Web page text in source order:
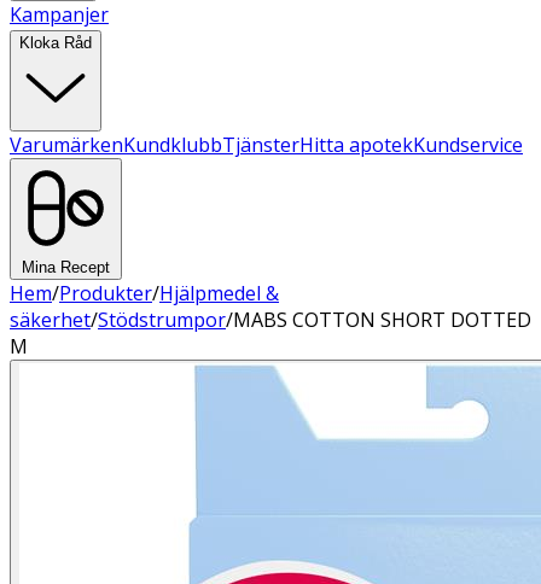
Kampanjer
Kloka Råd
VarumärkenKundklubbTjänsterHitta apotekKundservice
Mina Recept
Hem/Produkter/Hjälpmedel &
säkerhet/Stödstrumpor/MABS COTTON SHORT DOTTED
M